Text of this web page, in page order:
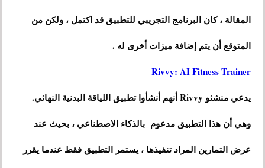
المقالة ، كان البرنامج التجريبي للتطبيق قد اكتمل ، ولكن من
المتوقع أن يتم إضافة ميزات أخرى له .
Rivvy: AI Fitness Trainer
يدعي منشئو Rivvy أنهم أنشأوا تطبيق اللياقة البدنية النهائي.
وهي أن هذا التطبيق مدعوم بالذكاء الاصطناعي ، بحيث عند
عرض التمارين المراد تنفيذها ، يستمر التطبيق فقط عندما يقرر